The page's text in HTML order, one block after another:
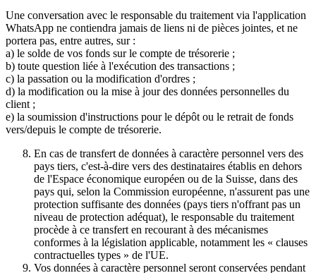
Une conversation avec le responsable du traitement via l'application
WhatsApp ne contiendra jamais de liens ni de pièces jointes, et ne
portera pas, entre autres, sur :
a) le solde de vos fonds sur le compte de trésorerie ;
b) toute question liée à l'exécution des transactions ;
c) la passation ou la modification d'ordres ;
d) la modification ou la mise à jour des données personnelles du
client ;
e) la soumission d'instructions pour le dépôt ou le retrait de fonds
vers/depuis le compte de trésorerie.
En cas de transfert de données à caractère personnel vers des
pays tiers, c'est-à-dire vers des destinataires établis en dehors
de l'Espace économique européen ou de la Suisse, dans des
pays qui, selon la Commission européenne, n'assurent pas une
protection suffisante des données (pays tiers n'offrant pas un
niveau de protection adéquat), le responsable du traitement
procède à ce transfert en recourant à des mécanismes
conformes à la législation applicable, notamment les « clauses
contractuelles types » de l'UE.
Vos données à caractère personnel seront conservées pendant